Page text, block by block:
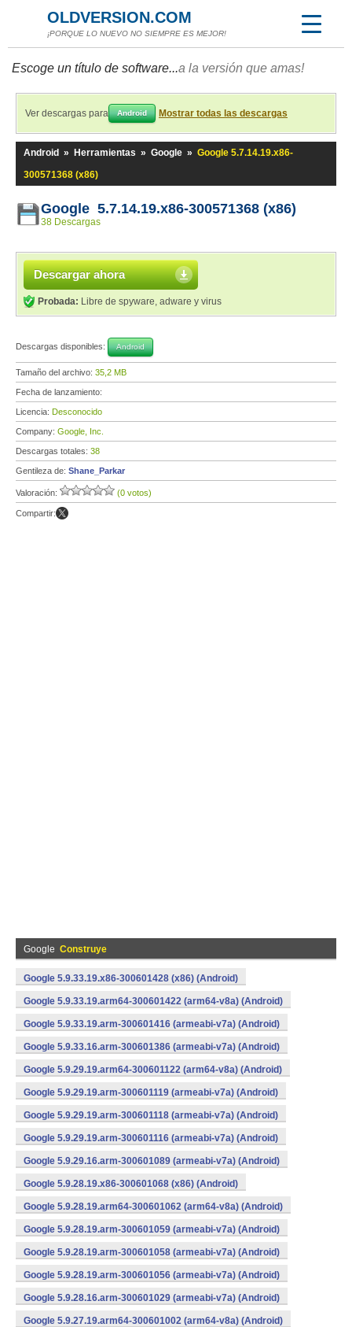
OLDVERSION.COM
¡PORQUE LO NUEVO NO SIEMPRE ES MEJOR!
Escoge un título de software...a la versión que amas!
Ver descargas para Android Mostrar todas las descargas
Android » Herramientas » Google » Google 5.7.14.19.x86-
300571368 (x86)
Google 5.7.14.19.x86-300571368 (x86)
38 Descargas
Descargar ahora
Probada: Libre de spyware, adware y virus
Descargas disponibles: Android
Tamaño del archivo: 35,2 MB
Fecha de lanzamiento:
Licencia: Desconocido
Company: Google, Inc.
Descargas totales: 38
Gentileza de: Shane_Parkar
Valoración: (0 votos)
Compartir:
Google Construye
Google 5.9.33.19.x86-300601428 (x86) (Android)
Google 5.9.33.19.arm64-300601422 (arm64-v8a) (Android)
Google 5.9.33.19.arm-300601416 (armeabi-v7a) (Android)
Google 5.9.33.16.arm-300601386 (armeabi-v7a) (Android)
Google 5.9.29.19.arm64-300601122 (arm64-v8a) (Android)
Google 5.9.29.19.arm-300601119 (armeabi-v7a) (Android)
Google 5.9.29.19.arm-300601118 (armeabi-v7a) (Android)
Google 5.9.29.19.arm-300601116 (armeabi-v7a) (Android)
Google 5.9.29.16.arm-300601089 (armeabi-v7a) (Android)
Google 5.9.28.19.x86-300601068 (x86) (Android)
Google 5.9.28.19.arm64-300601062 (arm64-v8a) (Android)
Google 5.9.28.19.arm-300601059 (armeabi-v7a) (Android)
Google 5.9.28.19.arm-300601058 (armeabi-v7a) (Android)
Google 5.9.28.19.arm-300601056 (armeabi-v7a) (Android)
Google 5.9.28.16.arm-300601029 (armeabi-v7a) (Android)
Google 5.9.27.19.arm64-300601002 (arm64-v8a) (Android)